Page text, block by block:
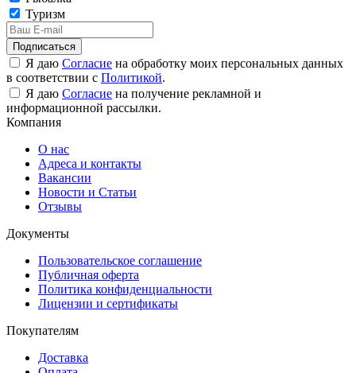
Туризм
Подписаться
Я даю Согласие на обработку моих персональных данных
в соответствии с Политикой.
Я даю Согласие на получение рекламной и
информационной рассылки.
Компания
О нас
Адреса и контакты
Вакансии
Новости и Статьи
Отзывы
Документы
Пользовательское соглашение
Публичная оферта
Политика конфиденциальности
Лицензии и сертификаты
Покупателям
Доставка